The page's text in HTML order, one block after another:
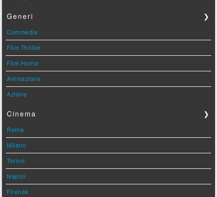
Generi ❯
Commedie
Film Thriller
Film Horror
Animazione
Azione
Cinema ❯
Roma
Milano
Torino
Napoli
Firenze